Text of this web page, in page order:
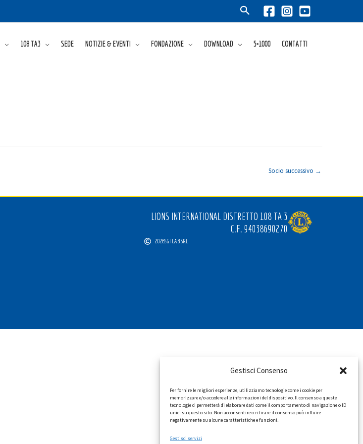
Gestisci Consenso
Per fornire le migliori esperienze, utilizziamo tecnologie come i cookie per
memorizzare e/o accedere alle informazioni del dispositivo. Il consenso a queste
tecnologie ci permetterà di elaborare dati come il comportamento di navigazione o ID
unici su questo sito. Non acconsentire o ritirare il consenso può influire
negativamente su alcune caratteristiche e funzioni.
Gestisci servizi
108 TA3 SEDE NOTIZIE & EVENTI FONDAZIONE DOWNLOAD 5×1000 CONTATTI
Socio successivo →
LIONS INTERNATIONAL DISTRETTO 108 TA 3
C.F. 94038690270
2026SGI LAB SRL